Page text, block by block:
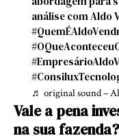
análise com Aldo
♬ original sound –
Vale a pena
na sua fazenda?